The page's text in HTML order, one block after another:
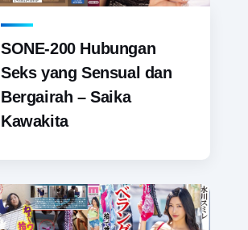
SONE-200 Hubungan
Seks yang Sensual dan
Bergairah – Saika
Kawakita